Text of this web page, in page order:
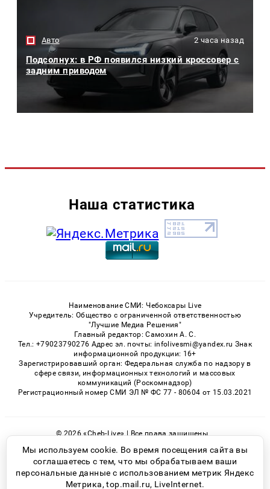
Авто 2 часа назад
Подсолнух: в РФ появился низкий кроссовер с
задним приводом
Наша статистика
Наименование СМИ: Чебоксары Live
Учредитель: Общество с ограниченной ответственностью
"Лучшие Медиа Решения"
Главный редактор: Самохин А. С.
Тел.: +79023790276 Адрес эл. почты: infolivesmi@yandex.ru Знак
информационной продукции: 16+
Зарегистрировавший орган: Федеральная служба по надзору в
сфере связи, информационных технологий и массовых
коммуникаций (Роскомнадзор)
Регистрационный номер СМИ ЭЛ № ФС 77 - 80604 от 15.03.2021
© 2026 «Cheb-Live» | Все права защищены
Возрастная категория сайта 16+
Политика конфиденциальности
Мы используем cookie. Во время посещения сайта вы
соглашаетесь с тем, что мы обрабатываем ваши
персональные данные с использованием метрик Яндекс
Метрика, top.mail.ru, LiveInternet.